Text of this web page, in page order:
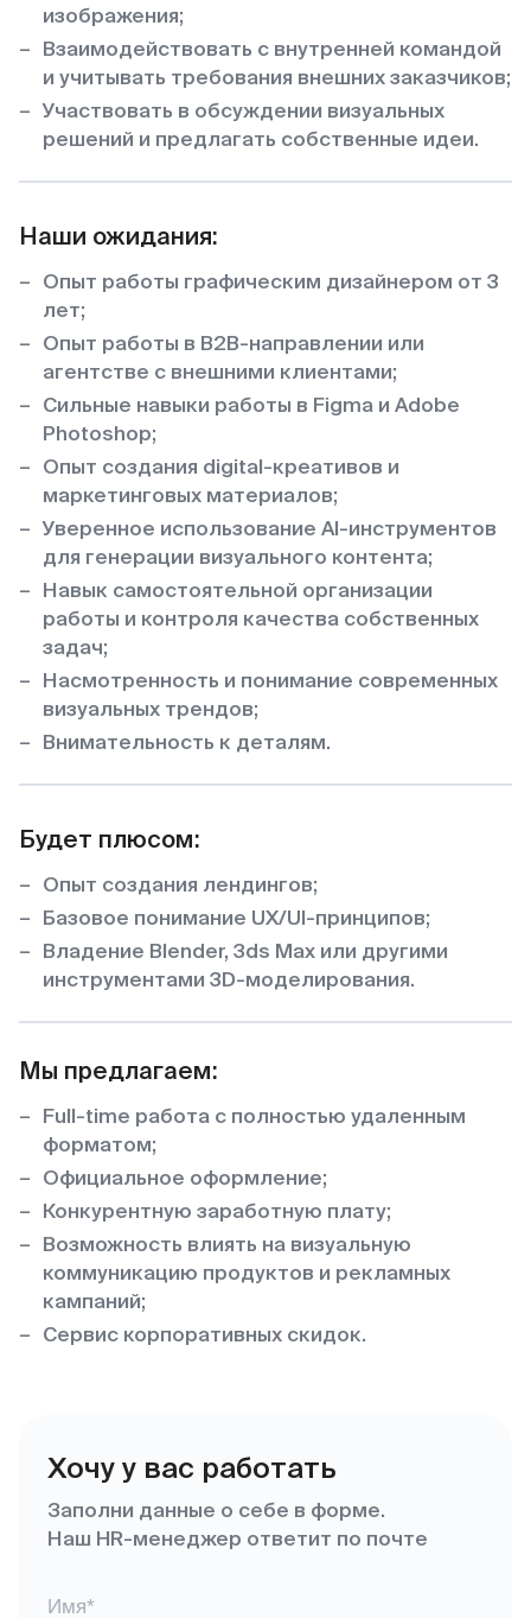
изображения;
Взаимодействовать с внутренней командой
и учитывать требования внешних заказчиков;
Участвовать в обсуждении визуальных
решений и предлагать собственные идеи.
Наши ожидания:
Опыт работы графическим дизайнером от 3
лет;
Опыт работы в B2B-направлении или
агентстве с внешними клиентами;
Сильные навыки работы в Figma и Adobe
Photoshop;
Опыт создания digital-креативов и
маркетинговых материалов;
Уверенное использование AI-инструментов
для генерации визуального контента;
Навык самостоятельной организации
работы и контроля качества собственных
задач;
Насмотренность и понимание современных
визуальных трендов;
Внимательность к деталям.
Будет плюсом:
Опыт создания лендингов;
Базовое понимание UX/UI-принципов;
Владение Blender, 3ds Max или другими
инструментами 3D-моделирования.
Мы предлагаем:
Full-time работа с полностью удаленным
форматом;
Официальное оформление;
Конкурентную заработную плату;
Возможность влиять на визуальную
коммуникацию продуктов и рекламных
кампаний;
Сервис корпоративных скидок.
Хочу у вас работать
Заполни данные о себе в форме.
Наш HR-менеджер ответит по почте